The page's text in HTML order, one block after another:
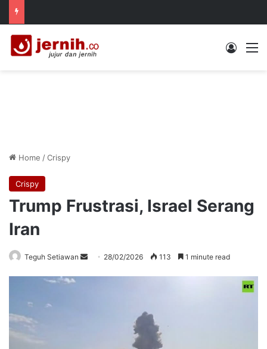
Log In
Home /Crispy
Crispy
Trump Frustrasi, Israel Serang
Iran
Teguh Setiawan
Send 28/02/2026 113 1 minute read